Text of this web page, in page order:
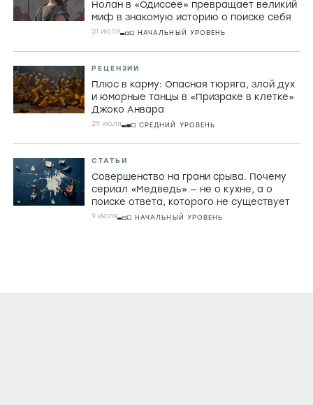
Нолан в «Одиссее» превращает великий
миф в знакомую историю о поиске себя
31 июля НАЧАЛЬНЫЙ УРОВЕНЬ
РЕЦЕНЗИИ
Плюс в карму: Опасная тюряга, злой дух
и юморные танцы в «Призраке в клетке»
Джоко Анвара
29 июля СРЕДНИЙ УРОВЕНЬ
СТАТЬИ
Совершенство на грани срыва. Почему
сериал «Медведь» — не о кухне, а о
поиске ответа, которого не существует
9 июля НАЧАЛЬНЫЙ УРОВЕНЬ